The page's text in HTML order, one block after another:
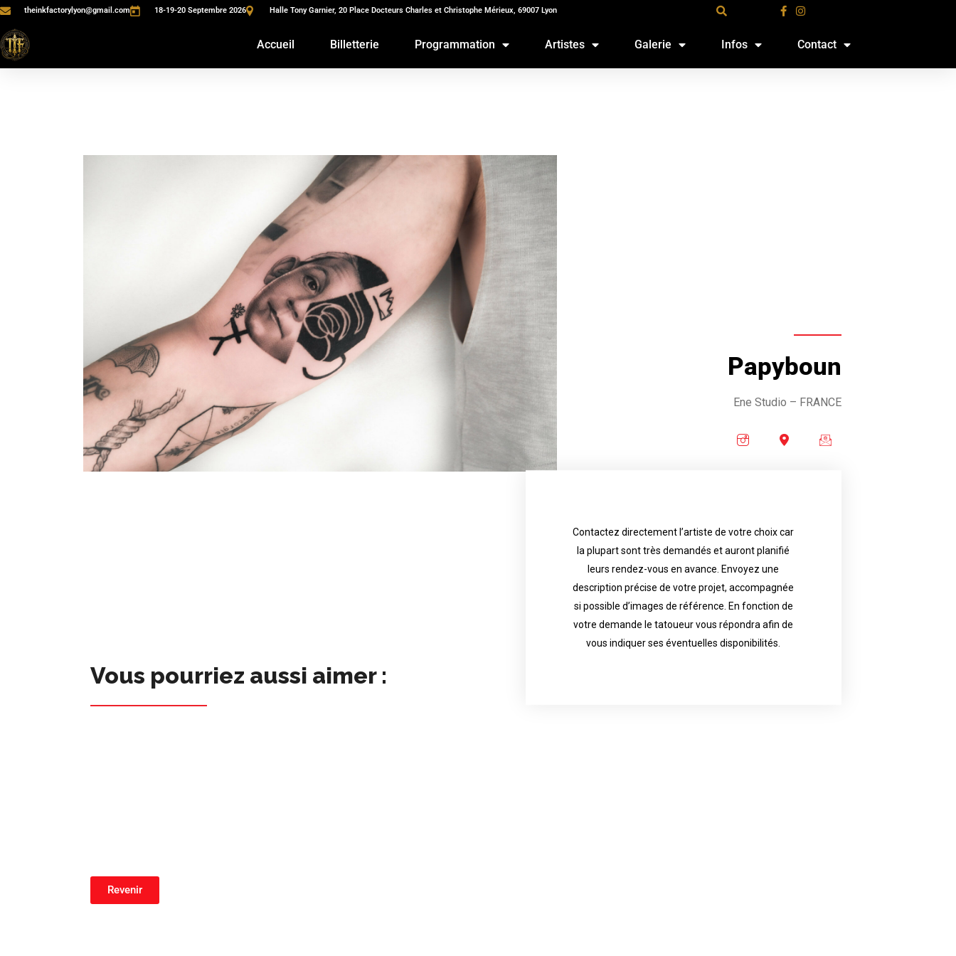
theinkfactorylyon@gmail.com 18-19-20 Septembre 2026 Halle Tony Garnier, 20 Place Docteurs Charles et Christophe Mérieux, 69007 Lyon
Accueil Billetterie Programmation Artistes Galerie Infos Contact
Papyboun
Ene Studio – FRANCE
Contactez directement l’artiste de votre choix car
la plupart sont très demandés et auront planifié
leurs rendez-vous en avance. Envoyez une
description précise de votre projet, accompagnée
si possible d’images de référence. En fonction de
votre demande le tatoueur vous répondra afin de
vous indiquer ses éventuelles disponibilités.
Contact directly the artist of your choice because
most are in great demand and will have planned
their appointments in advance. Send an accurate
description of your project, if possible attached
with reference images. Depending your request,
the tattoo artist will answer to tell you his
availability.
Vous pourriez aussi aimer :
Revenir